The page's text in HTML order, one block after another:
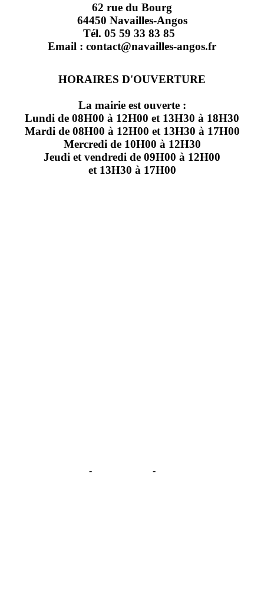
62 rue du Bourg
64450 Navailles-Angos
Tél. 05 59 33 83 85
Email : contact@navailles-angos.fr
HORAIRES D'OUVERTURE
La mairie est ouverte :
Lundi de 08H00 à 12H00 et 13H30 à 18H30
Mardi de 08H00 à 12H00 et 13H30 à 17H00
Mercredi de 10H00 à 12H30
Jeudi et vendredi de 09H00 à 12H00
et 13H30 à 17H00
- -